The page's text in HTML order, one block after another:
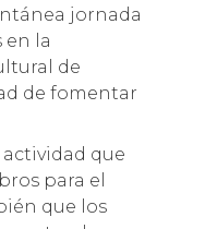
jornada
la
de
de fomentar
que
para el
que los